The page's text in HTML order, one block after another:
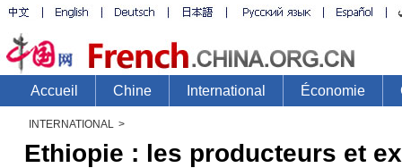
INTERNATIONAL >
Ethiopie : les producteurs et